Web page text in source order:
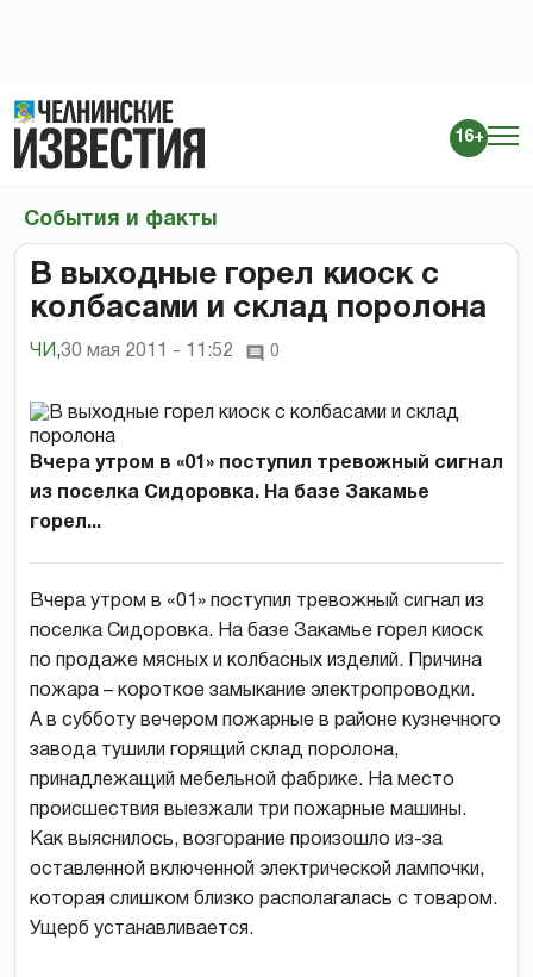
16+
События и факты
В выходные горел киоск с
колбасами и склад поролона
ЧИ ,30 мая 2011 - 11:52 0
Вчера утром в «01» поступил тревожный сигнал
из поселка Сидоровка. На базе Закамье
горел...
Вчера утром в «01» поступил тревожный сигнал из
поселка Сидоровка. На базе Закамье горел киоск
по продаже мясных и колбасных изделий. Причина
пожара – короткое замыкание электропроводки.
А в субботу вечером пожарные в районе кузнечного
завода тушили горящий склад поролона,
принадлежащий мебельной фабрике. На место
происшествия выезжали три пожарные машины.
Как выяснилось, возгорание произошло из-за
оставленной включенной электрической лампочки,
которая слишком близко располагалась с товаром.
Ущерб устанавливается.